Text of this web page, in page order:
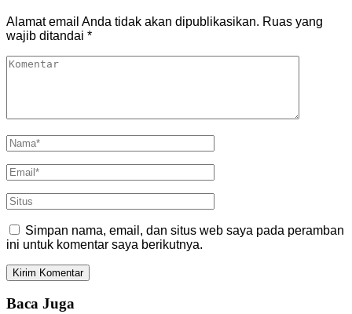
Alamat email Anda tidak akan dipublikasikan. Ruas yang
wajib ditandai *
Simpan nama, email, dan situs web saya pada peramban
ini untuk komentar saya berikutnya.
Baca Juga